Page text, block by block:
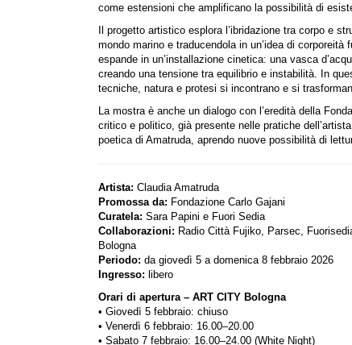
come estensioni che amplificano la possibilità di
Il progetto artistico esplora l’ibridazione tra corpo e
mondo marino e traducendola in un’idea di
espande in un’installazione cinetica: una vasca
creando una tensione tra equilibrio e instabilità. In
tecniche, natura e protesi si incontrano e si
La mostra è anche un dialogo con l’eredità della
critico e politico, già presente nelle pratiche
poetica di Amatruda, aprendo nuove possibilità di
Artista: Claudia Amatruda
Promossa da: Fondazione Carlo Gajani
Curatela: Sara Papini e Fuori Sedia
Collaborazioni: Radio Città Fujiko, Parsec,
Bologna
Periodo: da giovedì 5 a domenica 8 febbraio 2026
Ingresso: libero
Orari di apertura – ART CITY Bologna
• Giovedì 5 febbraio: chiuso
• Venerdì 6 febbraio: 16.00–20.00
• Sabato 7 febbraio: 16.00–24.00 (White Night)